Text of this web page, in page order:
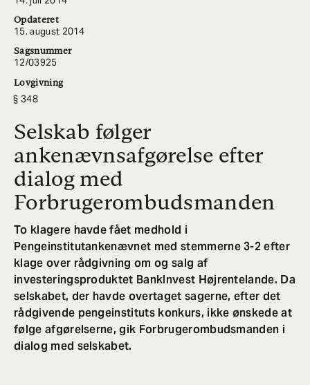
Opdateret
15. august 2014
Sagsnummer
12/03925
Lovgivning
348
Selskab følger
ankenævnsafgørelse efter
dialog med
Forbrugerombudsmanden
To klagere havde fået medhold i
Pengeinstitutankenævnet med stemmerne 3-2 efter
klage over rådgivning om og salg af
investeringsproduktet BankInvest Højrentelande. Da
selskabet, der havde overtaget sagerne, efter det
rådgivende pengeinstituts konkurs, ikke ønskede at
følge afgørelserne, gik Forbrugerombudsmanden i
dialog med selskabet.